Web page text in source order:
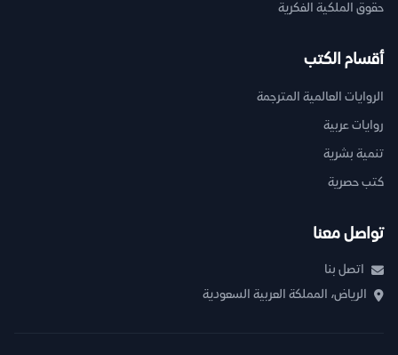
حقوق الملكية الفكرية
أقسام الكتب
الروايات العالمية المترجمة
روايات عربية
تنمية بشرية
كتب حصرية
تواصل معنا
اتصل بنا
الرياض، المملكة العربية السعودية